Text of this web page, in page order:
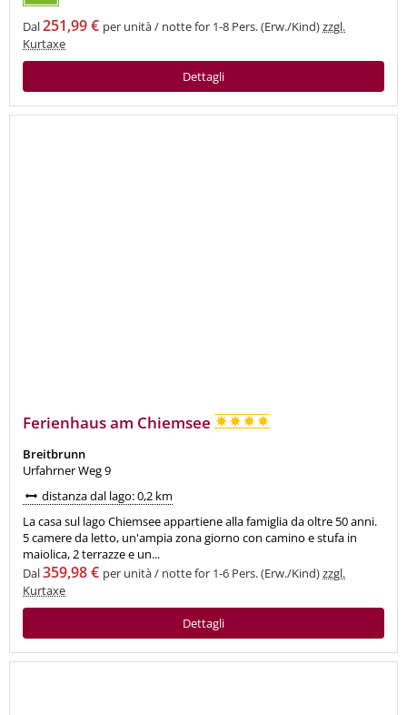
Dal251,99 € per unità / notte for 1-8 Pers. (Erw./Kind)zzgl.
Kurtaxe
Dettagli
Ferienhaus am Chiemsee
Breitbrunn
Urfahrner Weg 9
distanza dal lago: 0,2 km
La casa sul lago Chiemsee appartiene alla famiglia da oltre 50 anni.
5 camere da letto, un'ampia zona giorno con camino e stufa in
maiolica, 2 terrazze e un...
Dal359,98 € per unità / notte for 1-6 Pers. (Erw./Kind)zzgl.
Kurtaxe
Dettagli